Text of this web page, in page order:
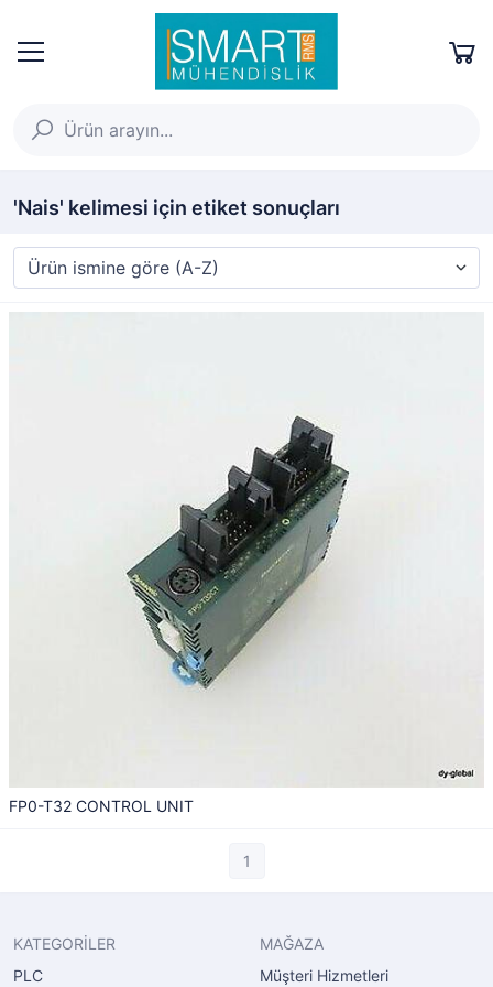
'Nais' kelimesi için etiket sonuçları
FP0-T32 CONTROL UNIT
1
KATEGORİLER
PLC
MAĞAZA
Müşteri Hizmetleri